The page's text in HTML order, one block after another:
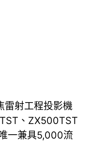
雷射工程投影機
、ZX500TST
一兼具5,000流